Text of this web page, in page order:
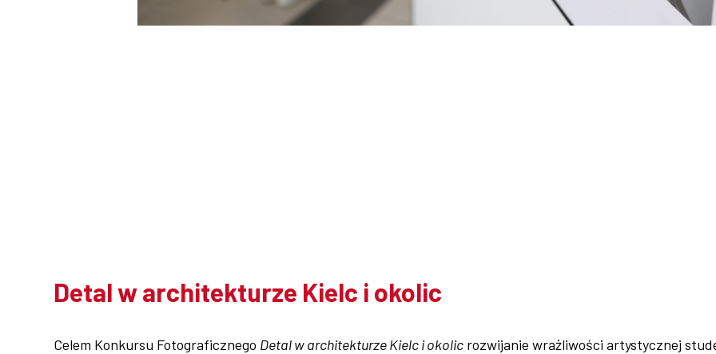
Detal w architekturze Kielc i okolic
Celem Konkursu Fotograficznego Detal w architekturze Kielc i okolic rozwijanie wrażliwości artystycznej
Współpraca